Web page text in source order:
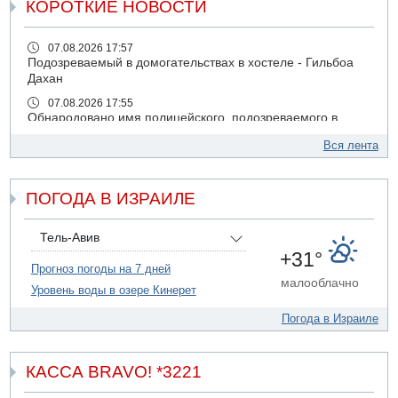
КОРОТКИЕ НОВОСТИ
07.08.2026 17:57
Подозреваемый в домогательствах в хостеле - Гильбоа
Дахан
07.08.2026 17:55
Обнародовано имя полицейского, подозреваемого в
07.08.2026 17:51
пострадал
07.08.2026 13:47
Ливанская армия сообщила о ранении солдата
свадьбу
Вся лента
ПОГОДА В ИЗРАИЛЕ
Тель-Авив
Прогноз погоды на 7 дней
Уровень воды в озере Кинерет
+31°
малооблачно
Погода в Израиле
КАССА BRAVO! *3221